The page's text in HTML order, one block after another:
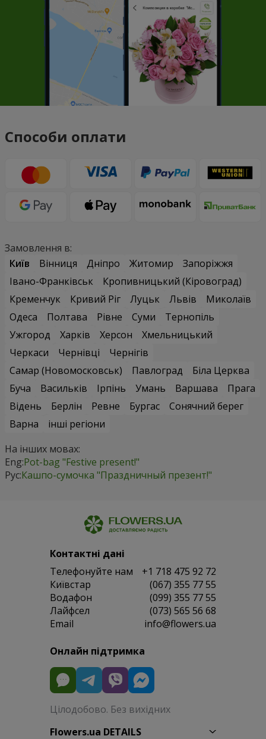
Способи оплати
Замовлення в:
Київ
Вінниця Дніпро Житомир
Запоріжжя
Івано-Франківськ
Кропивницький (Кіровоград)
Кременчук
Кривий Ріг Луцьк Львів
Миколаїв
Одеса
Полтава Рівне Суми
Тернопіль
Ужгород
Харків Херсон
Хмельницький
Черкаси
Чернівці
Чернігів
Самар (Новомосковськ)
Павлоград
Біла Церква
Буча
Васильків Ірпінь Умань Варшава
Прага
Відень
Берлін Ревне Бургас
Сонячний берег
Варна
інші регіони
На інших мовах:
Eng:Pot-bag "Festive present!"
Рус:Кашпо-сумочка "Праздничный презент!"
Контактні дані
Телефонуйте нам
+1 718 475 92 72
Київстар
(067) 355 77 55
Водафон
(099) 355 77 55
Лайфсел
(073) 565 56 68
Email
info@flowers.ua
Онлайн підтримка
Цілодобово. Без вихідних
Flowers.ua DETAILS